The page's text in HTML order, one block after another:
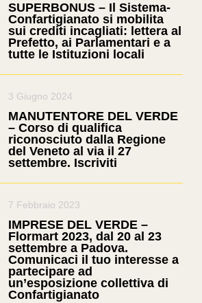
SUPERBONUS – Il Sistema-
Confartigianato si mobilita
sui crediti incagliati: lettera al
Prefetto, ai Parlamentari e a
tutte le Istituzioni locali
3 Giugno 2024
MANUTENTORE DEL VERDE
– Corso di qualifica
riconosciuto dalla Regione
del Veneto al via il 27
settembre. Iscriviti
7 Febbraio 2023
IMPRESE DEL VERDE –
Flormart 2023, dal 20 al 23
settembre a Padova.
Comunicaci il tuo interesse a
partecipare ad
un’esposizione collettiva di
Confartigianato